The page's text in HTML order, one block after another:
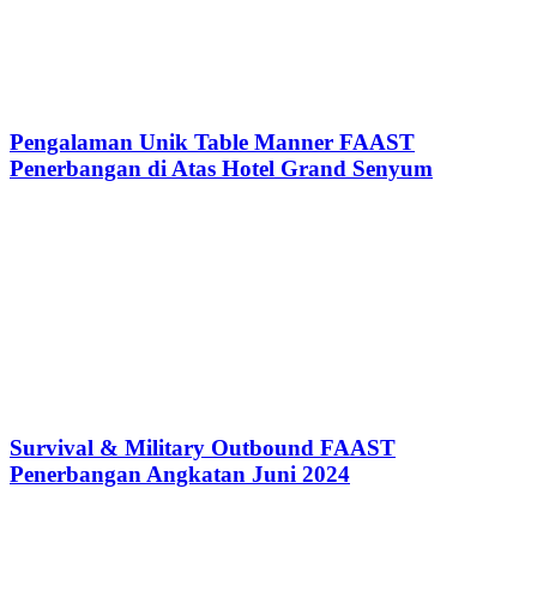
Pengalaman Unik Table Manner FAAST
Penerbangan di Atas Hotel Grand Senyum
Survival & Military Outbound FAAST
Penerbangan Angkatan Juni 2024